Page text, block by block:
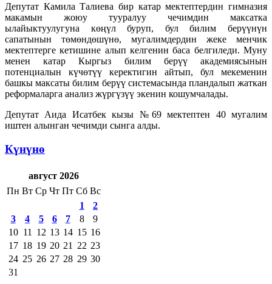
Депутат Камила Талиева бир катар мектептердин гимназия
макамын жоюу тууралуу чечимдин максатка
ылайыктуулугуна көңүл буруп, бул билим берүүнүн
сапатынын төмөндөшүнө, мугалимдердин жеке менчик
мектептерге кетишине алып келгенин баса белгиледи. Муну
менен катар Кыргыз билим берүү академиясынын
потенциалын күчөтүү керектигин айтып, бул мекеменин
башкы максаты билим берүү системасында пландалып жаткан
реформаларга анализ жүргүзүү экенин кошумчалады.
Депутат Аида Исатбек кызы №69 мектептен 40 мугалим
иштен алынган чечимди сынга алды.
Күнүнө
август 2026
Пн Вт Ср Чт Пт Сб Вс
1
2
3
4 5 6 7 8
9
10 11 12 13 14 15 16
17 18 19 20 21 22 23
24 25 26 27 28 29 30
31